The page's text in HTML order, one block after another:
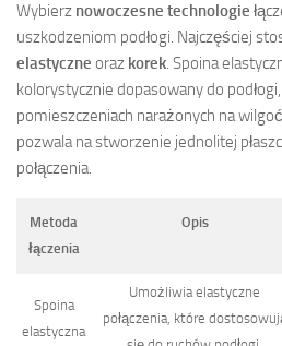
Wybierz nowoczesne technologie
uszkodzeniom podłogi. Najczęściej
elastyczne oraz korek. Spoina
kolorystycznie dopasowany do
pomieszczeniach narażonych na
pozwala na stworzenie jednolitej
połączenia.
Metoda
łączenia
Opis
Spoina
elastyczna
Umożliwia elastyczne
połączenia, które